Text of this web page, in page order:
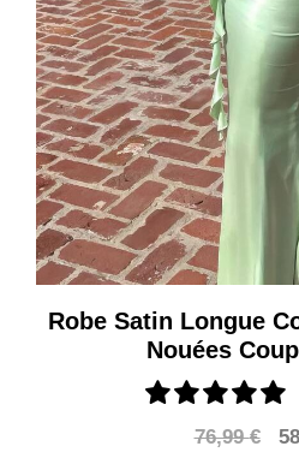
Robe Satin Longue
Nouées
76,99€
Le